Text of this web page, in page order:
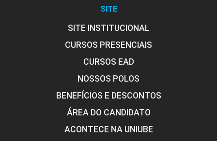
SITE
SITE INSTITUCIONAL
CURSOS PRESENCIAIS
CURSOS EAD
NOSSOS POLOS
BENEFÍCIOS E DESCONTOS
ÁREA DO CANDIDATO
ACONTECE NA UNIUBE